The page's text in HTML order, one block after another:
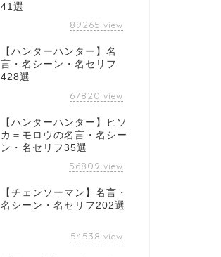
41選
89265 view
【ハンターハンター】名
言・名シーン・名セリフ
428選
67820 view
【ハンターハンター】ヒソ
カ＝モロウの名言・名シー
ン・名セリフ35選
56809 view
【チェンソーマン】名言・
名シーン・名セリフ202選
54538 view